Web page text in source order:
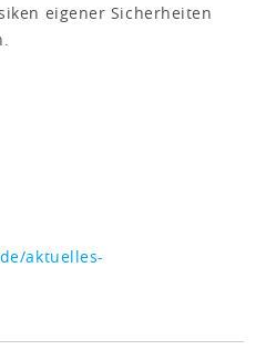
eigener Sicherheiten
aktuelles-